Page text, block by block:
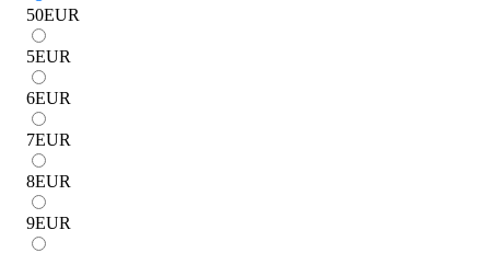
50EUR
5EUR
6EUR
7EUR
8EUR
9EUR